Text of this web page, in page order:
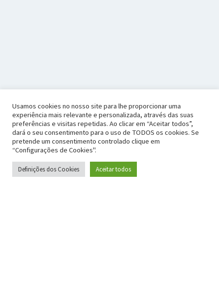
Usamos cookies no nosso site para lhe proporcionar uma
experiência mais relevante e personalizada, através das suas
preferências e visitas repetidas. Ao clicar em “Aceitar todos”,
dará o seu consentimento para o uso de TODOS os cookies. Se
pretende um consentimento controlado clique em
“Configurações de Cookies".
Definições dos Cookies Aceitar todos